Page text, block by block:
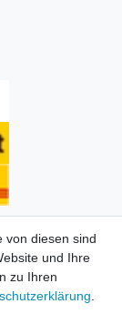
Kontakt
von diesen sind
und Ihre
zu Ihren